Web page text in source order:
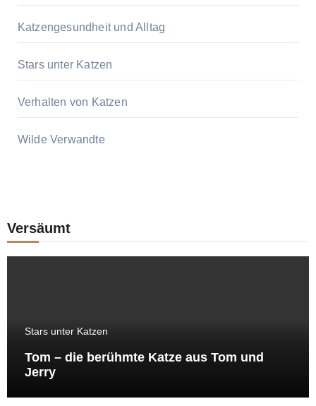
Katzengesundheit und Alltag
Stars unter Katzen
Verhalten von Katzen
Wilde Verwandte
Versäumt
Stars unter Katzen
Tom – die berühmte Katze aus Tom und
Jerry